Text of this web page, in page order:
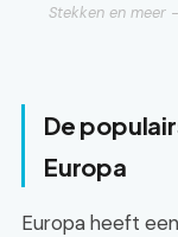
Stekken en meer
De
Europa
Europa heeft